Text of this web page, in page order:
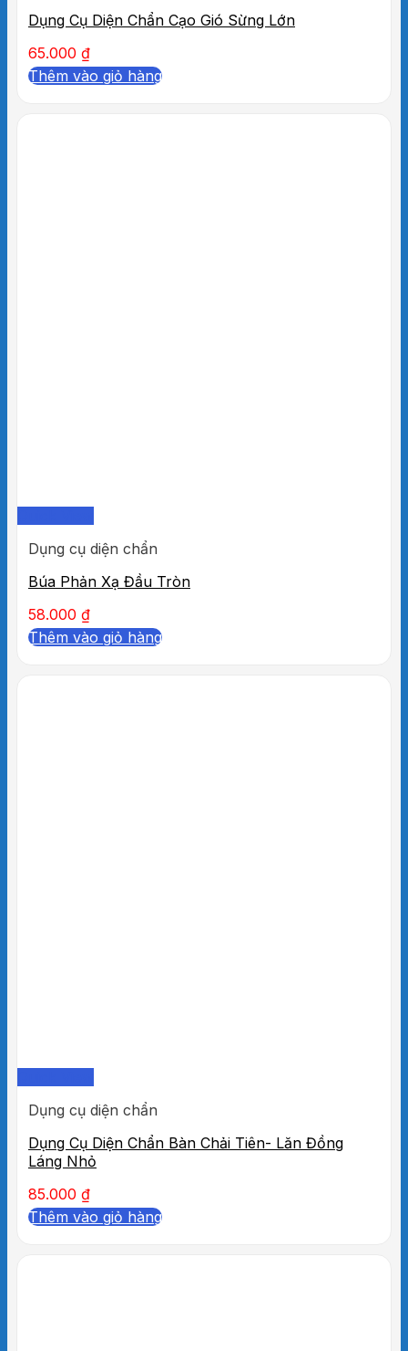
Dụng Cụ Diện Chẩn Cạo Gió Sừng Lớn
65.000 ₫
Thêm vào giỏ hàng
Dụng cụ diện chẩn
Búa Phản Xạ Đầu Tròn
58.000 ₫
Thêm vào giỏ hàng
Dụng cụ diện chẩn
Dụng Cụ Diện Chẩn Bàn Chải Tiên- Lăn Đồng
Láng Nhỏ
85.000 ₫
Thêm vào giỏ hàng